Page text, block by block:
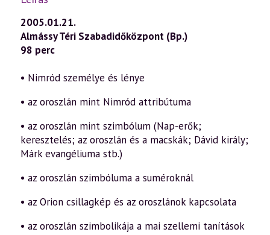
2005.01.21.
Almássy Téri Szabadidőközpont (Bp.)
98 perc
• Nimród személye és lénye
• az oroszlán mint Nimród attribútuma
• az oroszlán mint szimbólum (Nap-erők;
keresztelés; az oroszlán és a macskák; Dávid király;
Márk evangéliuma stb.)
• az oroszlán szimbóluma a suméroknál
• az Orion csillagkép és az oroszlánok kapcsolata
• az oroszlán szimbolikája a mai szellemi tanítások